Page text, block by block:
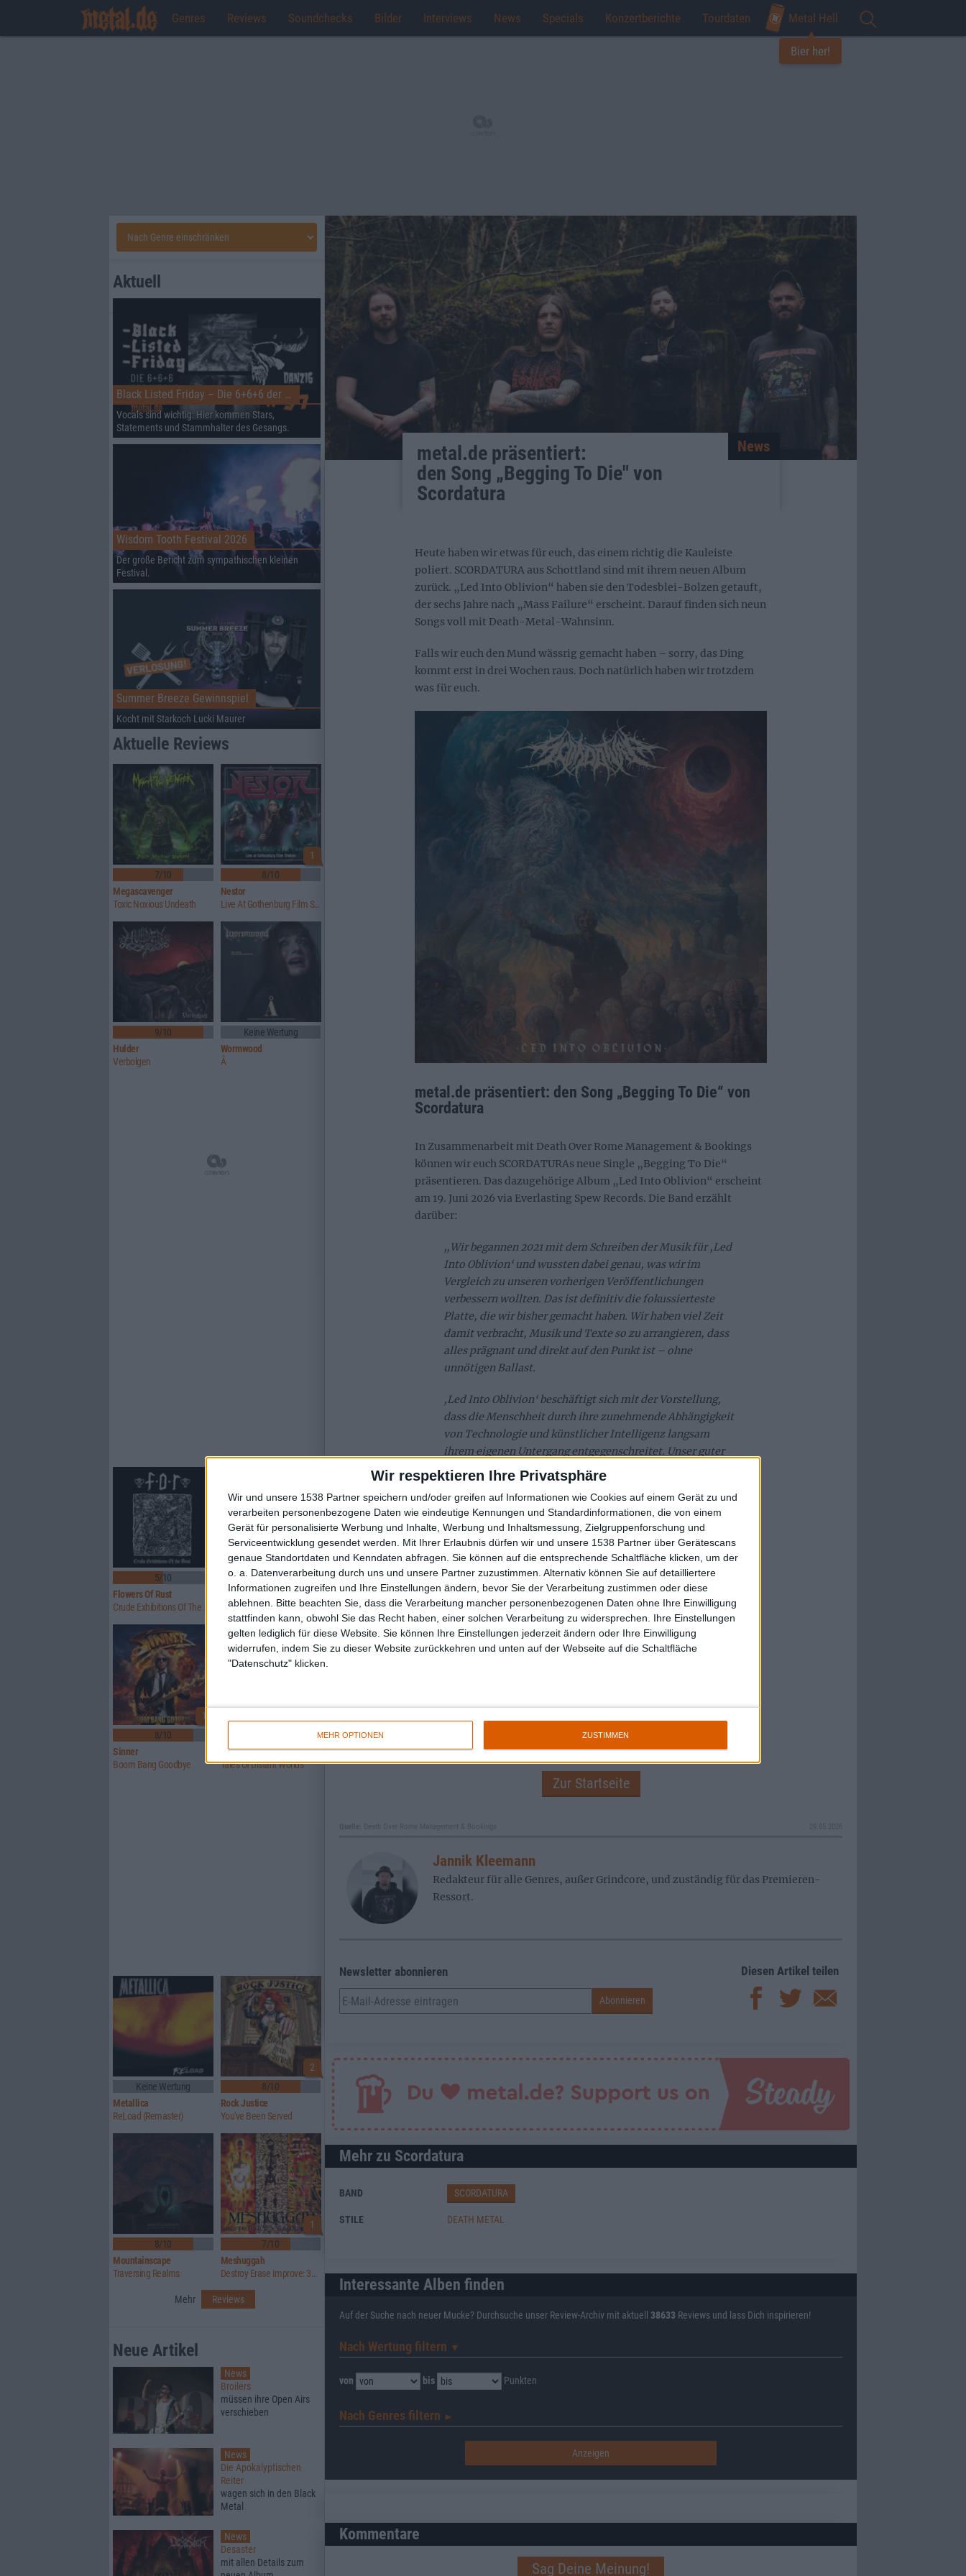
Wir respektieren Ihre Privatsphäre
Wir und unsere 1538 Partner speichern und/oder greifen auf Informationen wie Cookies auf einem Gerät zu und
verarbeiten personenbezogene Daten wie eindeutige Kennungen und Standardinformationen, die von einem
Gerät für personalisierte Werbung und Inhalte, Werbung und Inhaltsmessung, Zielgruppenforschung und
Serviceentwicklung gesendet werden.
Mit Ihrer Erlaubnis dürfen wir und unsere 1538 Partner über Gerätescans
genaue Standortdaten und Kenndaten abfragen. Sie können auf die entsprechende Schaltfläche klicken, um der
o. a. Datenverarbeitung durch uns und unsere Partner zuzustimmen. Alternativ können Sie auf detailliertere
Informationen zugreifen und Ihre Einstellungen ändern, bevor Sie der Verarbeitung zustimmen oder diese
ablehnen.
Bitte beachten Sie, dass die Verarbeitung mancher personenbezogenen Daten ohne Ihre Einwilligung
stattfinden kann, obwohl Sie das Recht haben, einer solchen Verarbeitung zu widersprechen. Ihre Einstellungen
gelten lediglich für diese Website. Sie können Ihre Einstellungen jederzeit ändern oder Ihre Einwilligung
widerrufen, indem Sie zu dieser Website zurückkehren und unten auf der Webseite auf die Schaltfläche
"Datenschutz" klicken.
MEHR OPTIONEN ZUSTIMMEN
Genres Reviews Soundchecks Bilder Interviews News Specials Konzertberichte Tourdaten Metal Hell
Bier her!
metal.de präsentiert:
den Song „Begging To Die" von
Scordatura
News
Heute haben wir etwas für euch, das einem richtig die Kauleiste
poliert. SCORDATURA aus Schottland sind mit ihrem neuen Album
zurück. „Led Into Oblivion“ haben sie den Todesblei-Bolzen getauft,
der sechs Jahre nach „Mass Failure“ erscheint. Darauf finden sich neun
Songs voll mit Death-Metal-Wahnsinn.
Falls wir euch den Mund wässrig gemacht haben – sorry, das Ding
kommt erst in drei Wochen raus. Doch natürlich haben wir trotzdem
was für euch.
metal.de präsentiert: den Song „Begging To Die“ von
Scordatura
In Zusammenarbeit mit Death Over Rome Management & Bookings
können wir euch SCORDATURAs neue Single „Begging To Die“
präsentieren. Das dazugehörige Album „Led Into Oblivion“ erscheint
am 19. Juni 2026 via Everlasting Spew Records. Die Band erzählt
darüber:
„Wir begannen 2021 mit dem Schreiben der Musik für ‚Led
Into Oblivion‘ und wussten dabei genau, was wir im
Vergleich zu unseren vorherigen Veröffentlichungen
verbessern wollten. Das ist definitiv die fokussierteste
Platte, die wir bisher gemacht haben. Wir haben viel Zeit
damit verbracht, Musik und Texte so zu arrangieren, dass
alles prägnant und direkt auf den Punkt ist – ohne
unnötigen Ballast.
‚Led Into Oblivion‘ beschäftigt sich mit der Vorstellung,
dass die Menschheit durch ihre zunehmende Abhängigkeit
von Technologie und künstlicher Intelligenz langsam
ihrem eigenen Untergang entgegenschreitet. Unser guter
Freund Malcolm Abbou (HEADS ON PIKES) übernahm die
Aufnahmen und den Mix, das Mastering wurde von
Korentin Mens gemacht, und wir konnten den
unglaublichen Paolo Girardi dafür gewinnen, seine
Interpretation unserer Texte zu malen. Das Endergebnis ist
für mich das beste Artwork, das wir je hatten – wegen der
enormen Tiefe und Detailfülle, die er darin umgesetzt
hat.“
Bier (oder Cider) auf, Musik laut, viel Spaß mit „Begging To Die“!
Zur Startseite
Jannik Kleemann
Redakteur für alle Genres, außer Grindcore, und zuständig für das Premieren-
Ressort.
Newsletter abonnieren Diesen Artikel teilen
Mehr zu Scordatura
BAND SCORDATURA
STILE DEATH METAL
Interessante Alben finden
Auf der Suche nach neuer Mucke? Durchsuche unser Review-Archiv mit aktuell 38633 Reviews und lass Dich inspirieren!
Nach Wertung filtern ▼︎
von bis Punkten
Nach Genres filtern ►︎
Kommentare
Sag Deine Meinung!
Aktuell
Black Listed Friday – Die 6+6+6 der Woche
Vocals sind wichtig: Hier kommen Stars,
Statements und Stammhalter des Gesangs.
Wisdom Tooth Festival 2026
Der große Bericht zum sympathischen kleinen
Festival.
Summer Breeze Gewinnspiel
Kocht mit Starkoch Lucki Maurer
Aktuelle Reviews
7/10
Megascavenger
Toxic Noxious Undeath
1
8/10
Nestor
Live At Gothenburg Film Studios
9/10
Hulder
Verbolgen
Keine Wertung
Wormwood
Å
5/10
Flowers Of Rust
8/10
Xandria
Eclipse
1
8/10
Sinner
Boom Bang Goodbye
Crusade Of Bards
Tales Of Distant Worlds
Keine Wertung
Metallica
ReLoad (Remaster)
2
8/10
Rock Justice
You've Been Served
8/10
Mountainscape
Traversing Realms
1
7/10
Meshuggah
Destroy Erase Improve: 30th Anniversary Edition
Mehr Reviews
Neue Artikel
News
Broilers
müssen ihre Open Airs
verschieben
News
Die Apokalyptischen
Reiter
wagen sich in den Black
Metal
News
Desaster
mit allen Details zum